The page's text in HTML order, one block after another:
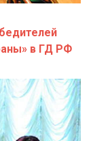
в ГД РФ